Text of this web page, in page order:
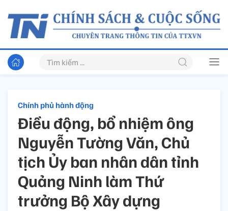
Chính phủ hành động
Điều động, bổ nhiệm ông
Nguyễn Tường Văn, Chủ
tịch Ủy ban nhân dân tỉnh
Quảng Ninh làm Thứ
trưởng Bộ Xây dựng